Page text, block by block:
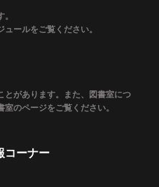
ールをご覧ください。
があります。また、図書室につ
のページをご覧ください。
コーナー